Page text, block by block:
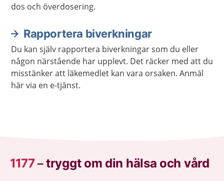
dos och överdosering.
Rapportera biverkningar
Du kan själv rapportera biverkningar som du eller
någon närstående har upplevt. Det räcker med att du
misstänker att läkemedlet kan vara orsaken. Anmäl
här via en e-tjänst.
1177–tryggt om din hälsa och vård